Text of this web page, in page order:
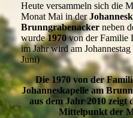
Heute versammeln sich die
Monat Mai in der
Brunngrabenacker neben
wurde1970von der Familie
im Jahr wird am
Juni)
Die 1970 von der
Johanneskapelle am
aus dem Jahr 2010 zeigt
Mittelpunkt der